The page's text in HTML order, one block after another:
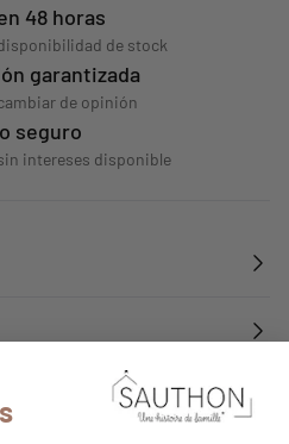
48 horas
de stock
garantizada
de opinión
seguro
intereses disponible